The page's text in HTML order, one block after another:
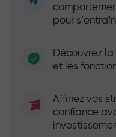
pour
Découvrez
et les
Affinez vos
confiance